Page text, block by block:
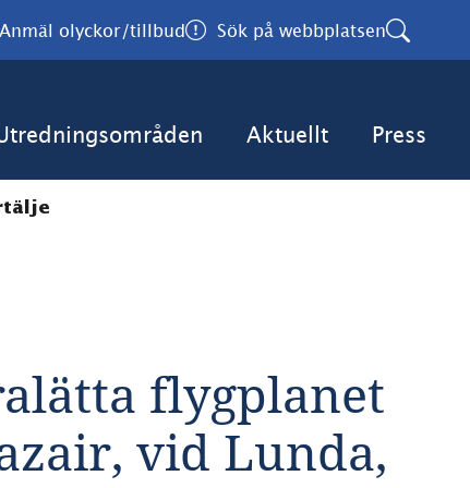
Anmäl olyckor/tillbud Sök på webbplatsen
Aktuellt Press
flygplanet
vid Lunda,